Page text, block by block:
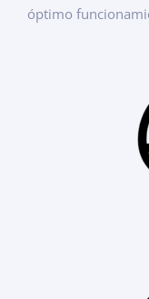
óptimo